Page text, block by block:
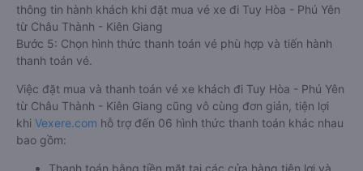
thông tin hành khách khi đặt mua vé xe đi Tuy Hòa - Phú Yên
từ Châu Thành - Kiên Giang
Bước 5: Chọn hình thức thanh toán vé phù hợp và tiến hành
thanh toán vé.
Việc đặt mua và thanh toán vé xe khách đi Tuy Hòa - Phú Yên
từ Châu Thành - Kiên Giang cũng vô cùng đơn giản, tiện lợi
khi Vexere.com hỗ trợ đến 06 hình thức thanh toán khác nhau
bao gồm:
Thanh toán bằng tiền mặt tại các cửa hàng tiện lợi và